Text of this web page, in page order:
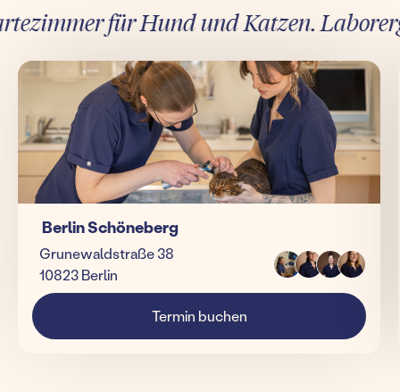
für Hund und Katzen.
Berlin Schöneberg
Grunewaldstraße 38
10823 Berlin
Termin buchen